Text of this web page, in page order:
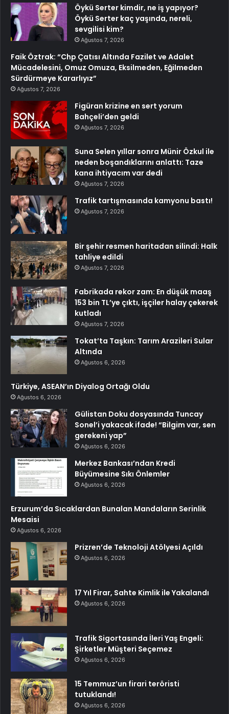
Öykü Serter kimdir, ne iş yapıyor?
Öykü Serter kaç yaşında, nereli,
sevgilisi kim?
Ağustos 7, 2026
Faik Öztrak: “Chp Çatısı Altında Fazilet ve Adalet
Mücadelesini, Omuz Omuza, Eksilmeden, Eğilmeden
Sürdürmeye Kararlıyız”
Ağustos 7, 2026
Figüran krizine en sert yorum
Bahçeli’den geldi
Ağustos 7, 2026
Suna Selen yıllar sonra Münir Özkul ile
neden boşandıklarını anlattı: Taze
kana ihtiyacım var dedi
Ağustos 7, 2026
Trafik tartışmasında kamyonu bastı!
Ağustos 7, 2026
Bir şehir resmen haritadan silindi: Halk
tahliye edildi
Ağustos 7, 2026
Fabrikada rekor zam: En düşük maaş
153 bin TL’ye çıktı, işçiler halay çekerek
kutladı
Ağustos 7, 2026
Tokat’ta Taşkın: Tarım Arazileri Sular
Altında
Ağustos 6, 2026
Türkiye, ASEAN’ın Diyalog Ortağı Oldu
Ağustos 6, 2026
Gülistan Doku dosyasında Tuncay
Sonel’i yakacak ifade! “Bilgim var, sen
gerekeni yap”
Ağustos 6, 2026
Merkez Bankası’ndan Kredi
Büyümesine Sıkı Önlemler
Ağustos 6, 2026
Erzurum’da Sıcaklardan Bunalan Mandaların Serinlik
Mesaisi
Ağustos 6, 2026
Prizren’de Teknoloji Atölyesi Açıldı
Ağustos 6, 2026
17 Yıl Firar, Sahte Kimlik ile Yakalandı
Ağustos 6, 2026
Trafik Sigortasında İleri Yaş Engeli:
Şirketler Müşteri Seçemez
Ağustos 6, 2026
15 Temmuz’un firari teröristi
tutuklandı!
Ağustos 6, 2026